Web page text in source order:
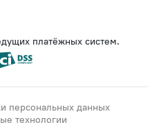
платёжных систем.
персональных данных
технологии